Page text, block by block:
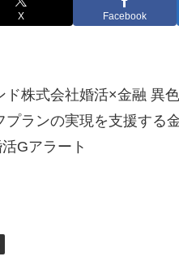
X Facebook
ド株式会社婚活×金融 異
プランの実現を支援する
Gアラート